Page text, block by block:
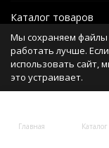
Главная Каталог
Каталог товаров
Информация
Политика
Мы сохраняем файлы
работать лучше.
использовать сайт,
это устраивает.